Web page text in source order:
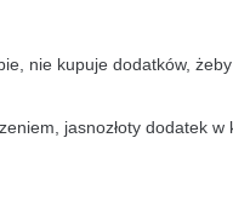
nie kupuje dodatków,
jasnozłoty dodatek w